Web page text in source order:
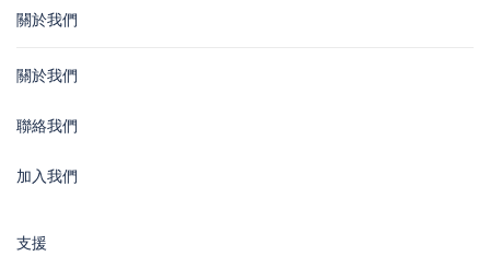
關於我們
關於我們
聯絡我們
加入我們
支援